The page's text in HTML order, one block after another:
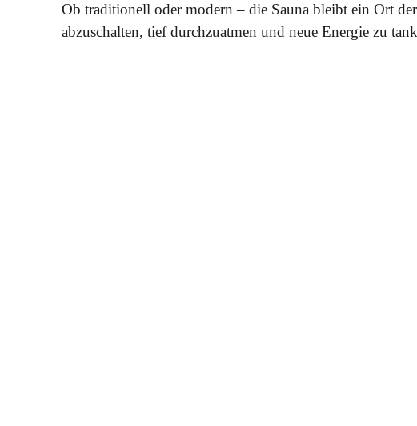
Ob traditionell oder modern – die Sauna bleibt ein Ort
abzuschalten, tief durchzuatmen und neue Energie zu